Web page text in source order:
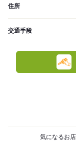
住所
交通手段
気になるお